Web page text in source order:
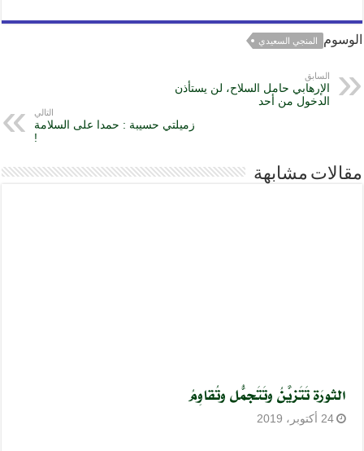
r
الوسوم المنجي السعيدي
السابق
الإرهابي حامل السلاح، لن يستأذن
الدخول من أحد
التالي
زميلتي حسيبة : حمدا على السلامة
!
مقالات مشابهة
الثورَة تَتَزيَّنُ وتَتَجمّلُ وتُقاوِمُ
24 أكتوبر، 2019